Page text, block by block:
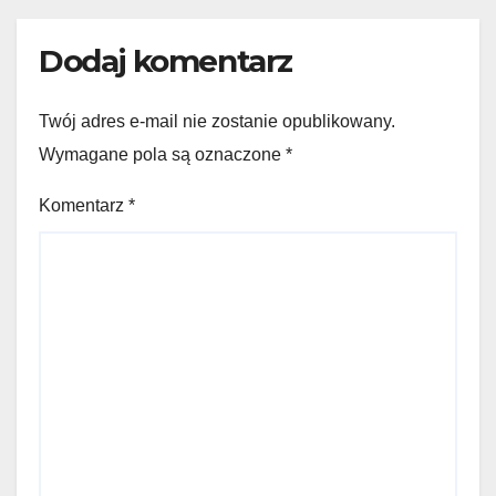
Dodaj komentarz
Twój adres e-mail nie zostanie opublikowany.
Wymagane pola są oznaczone *
Komentarz *